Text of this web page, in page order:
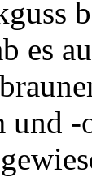
es
und